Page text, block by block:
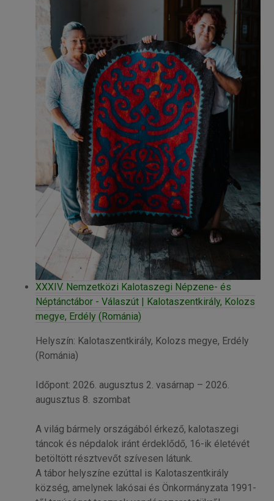
XXXIV. Nemzetközi Kalotaszegi Népzene- és
Néptánctábor - Válaszút | Kalotaszentkirály, Kolozs
megye, Erdély (Románia)
Helyszín: Kalotaszentkirály, Kolozs megye, Erdély
(Románia)
Időpont: 2026. augusztus 2. vasárnap – 2026.
augusztus 8. szombat
A világ bármely országából érkező, kalotaszegi
táncok és népdalok iránt érdeklődő, 16-ik életévét
betöltött résztvevőt szívesen látunk.
A tábor helyszíne ezúttal is Kalotaszentkirály
község, amelynek lakósai és Önkormányzata 1991-